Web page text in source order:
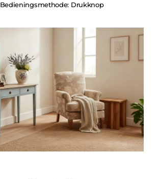
Bedieningsmethode: Drukknop